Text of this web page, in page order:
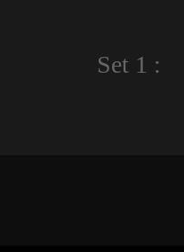
Set 1 :